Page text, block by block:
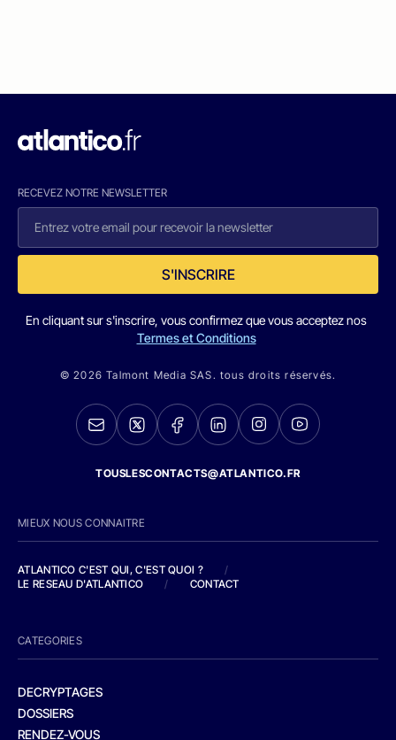
RECEVEZ NOTRE NEWSLETTER
S'INSCRIRE
En cliquant sur s'inscrire, vous confirmez que vous acceptez nos
Termes et Conditions
© 2026 Talmont Media SAS. tous droits réservés.
TOUSLESCONTACTS@ATLANTICO.FR
MIEUX NOUS CONNAITRE
ATLANTICO C'EST QUI, C'EST QUOI ?
/
LE RESEAU D'ATLANTICO
/ CONTACT
CATEGORIES
DECRYPTAGES
DOSSIERS
RENDEZ-VOUS